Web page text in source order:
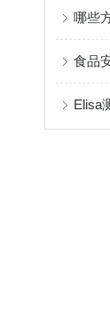
Elisa